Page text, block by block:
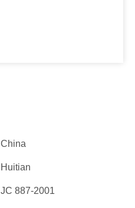
China
Huitian
JC 887-2001